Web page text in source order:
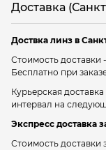
Доставка
Доствка линз в
Стоимость доставки
Бесплатно при
Курьерская
интервал на
Экспресс доставка
Стоимость доставки